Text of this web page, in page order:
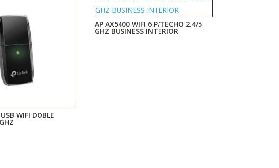
WIFI DOBLE
AP AX5400 WIFI 6 P/TECHO 2.4/5
GHZ BUSINESS INTERIOR